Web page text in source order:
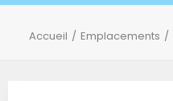
Accueil Emplacements